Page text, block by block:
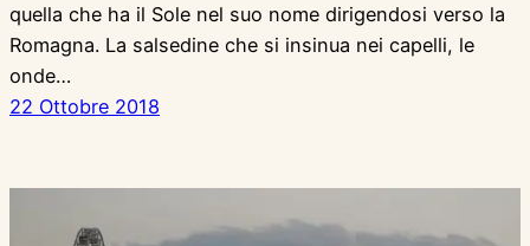
quella che ha il Sole nel suo nome dirigendosi verso la
Romagna. La salsedine che si insinua nei capelli, le
onde…
22 Ottobre 2018